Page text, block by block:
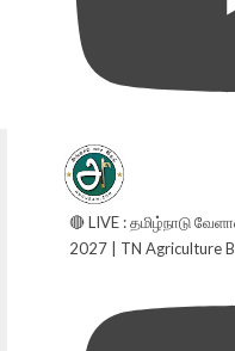
🔴 LIVE : தமிழ்நாடு
2027 | TN Agriculture